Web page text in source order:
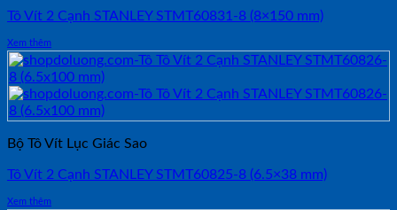
Tô Vít 2 Cạnh STANLEY STMT60831-8 (8×150 mm)
Xem thêm
Bộ Tô Vít Lục Giác Sao
Tô Vít 2 Cạnh STANLEY STMT60825-8 (6.5×38 mm)
Xem thêm